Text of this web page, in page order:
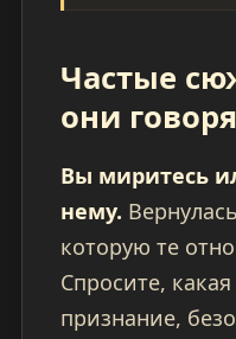
Частые
они
Вы миритесь
нему.
которую те
Спросите,
признание,